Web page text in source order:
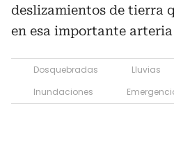
deslizamientos de tierra
en esa importante
Dosquebradas Lluvias
Inundaciones